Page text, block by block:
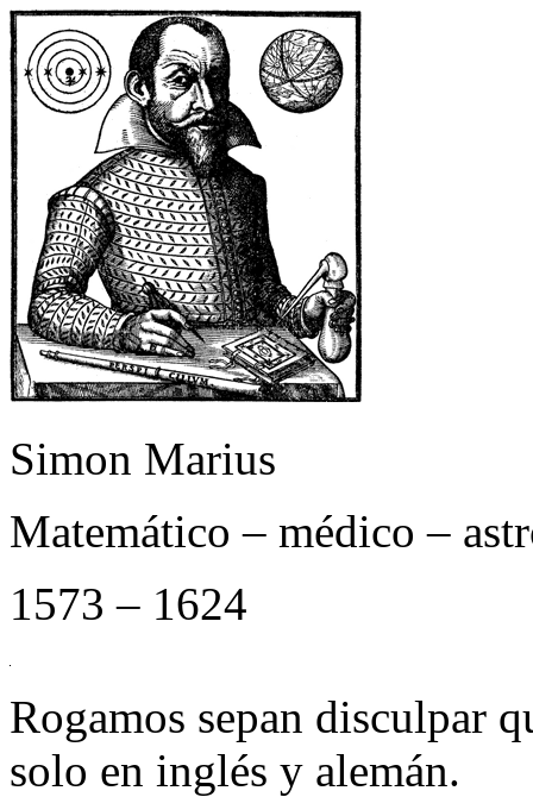
Simon Marius
Matemático – médico –
1573 – 1624
Rogamos sepan disculpar
solo en inglés y alemán.